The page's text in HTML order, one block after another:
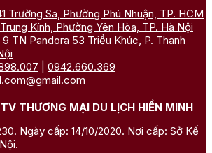
Trường Sa, Phường Phú Nhuận, TP. HCM
Kính, Phường Yên Hòa, TP. Hà Nội
9 TN Pandora 53 Triều Khúc, P. Thanh
0942.660.369
THƯƠNG MẠI DU LỊCH HIỀN MINH
Ngày cấp: 14/10/2020. Nơi cấp: Sở Kế